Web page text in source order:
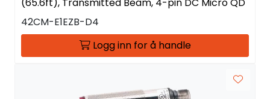
42CM-E1EZB-D4
Logg inn for å handle